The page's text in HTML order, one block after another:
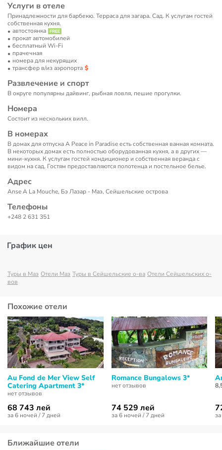
Услуги в отеле
Принадлежности для барбекю. Терраса для загара. Сад. К услугам гостей
собственная кухня.
автостоянка
прокат автомобилей
бесплатный Wi-Fi
прачечная
номера для некурящих
трансфер в/из аэропорта
Развлечение и спорт
В округе популярны дайвинг, рыбная ловля, пешие прогулки.
Номера
Состоит из нескольких вилл.
В номерах
В домах для отпуска A Peace in Paradise есть собственная ванная комната.
В некоторых домах есть полностью оборудованная кухня, а в других —
мини-кухня. К услугам гостей кондиционер и собственная веранда с
видом на сад. Гостям предоставляются полотенца и постельное белье.
Адрес
Anse A La Mouche, Бэ Лазар - Маэ, Сейшельские острова
Телефоны
+248 2 631 351
График цен
Туры в Маэ Отели Маэ Туры в Сейшельские о-ва Отели Сейшельских о-
вов
Похожие отели
Au Fond de Mer View Self
Catering Apartment 3*
нет отзывов
68 743 лей
за 6 ночей / 7 дней
Romance Bungalows 3*
нет отзывов
74 529 лей
за 6 ночей / 7 дней
Ближайшие отели